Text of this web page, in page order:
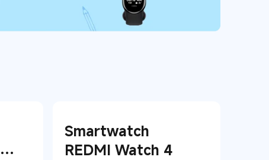
Smartwatch
REDMI Watch 4